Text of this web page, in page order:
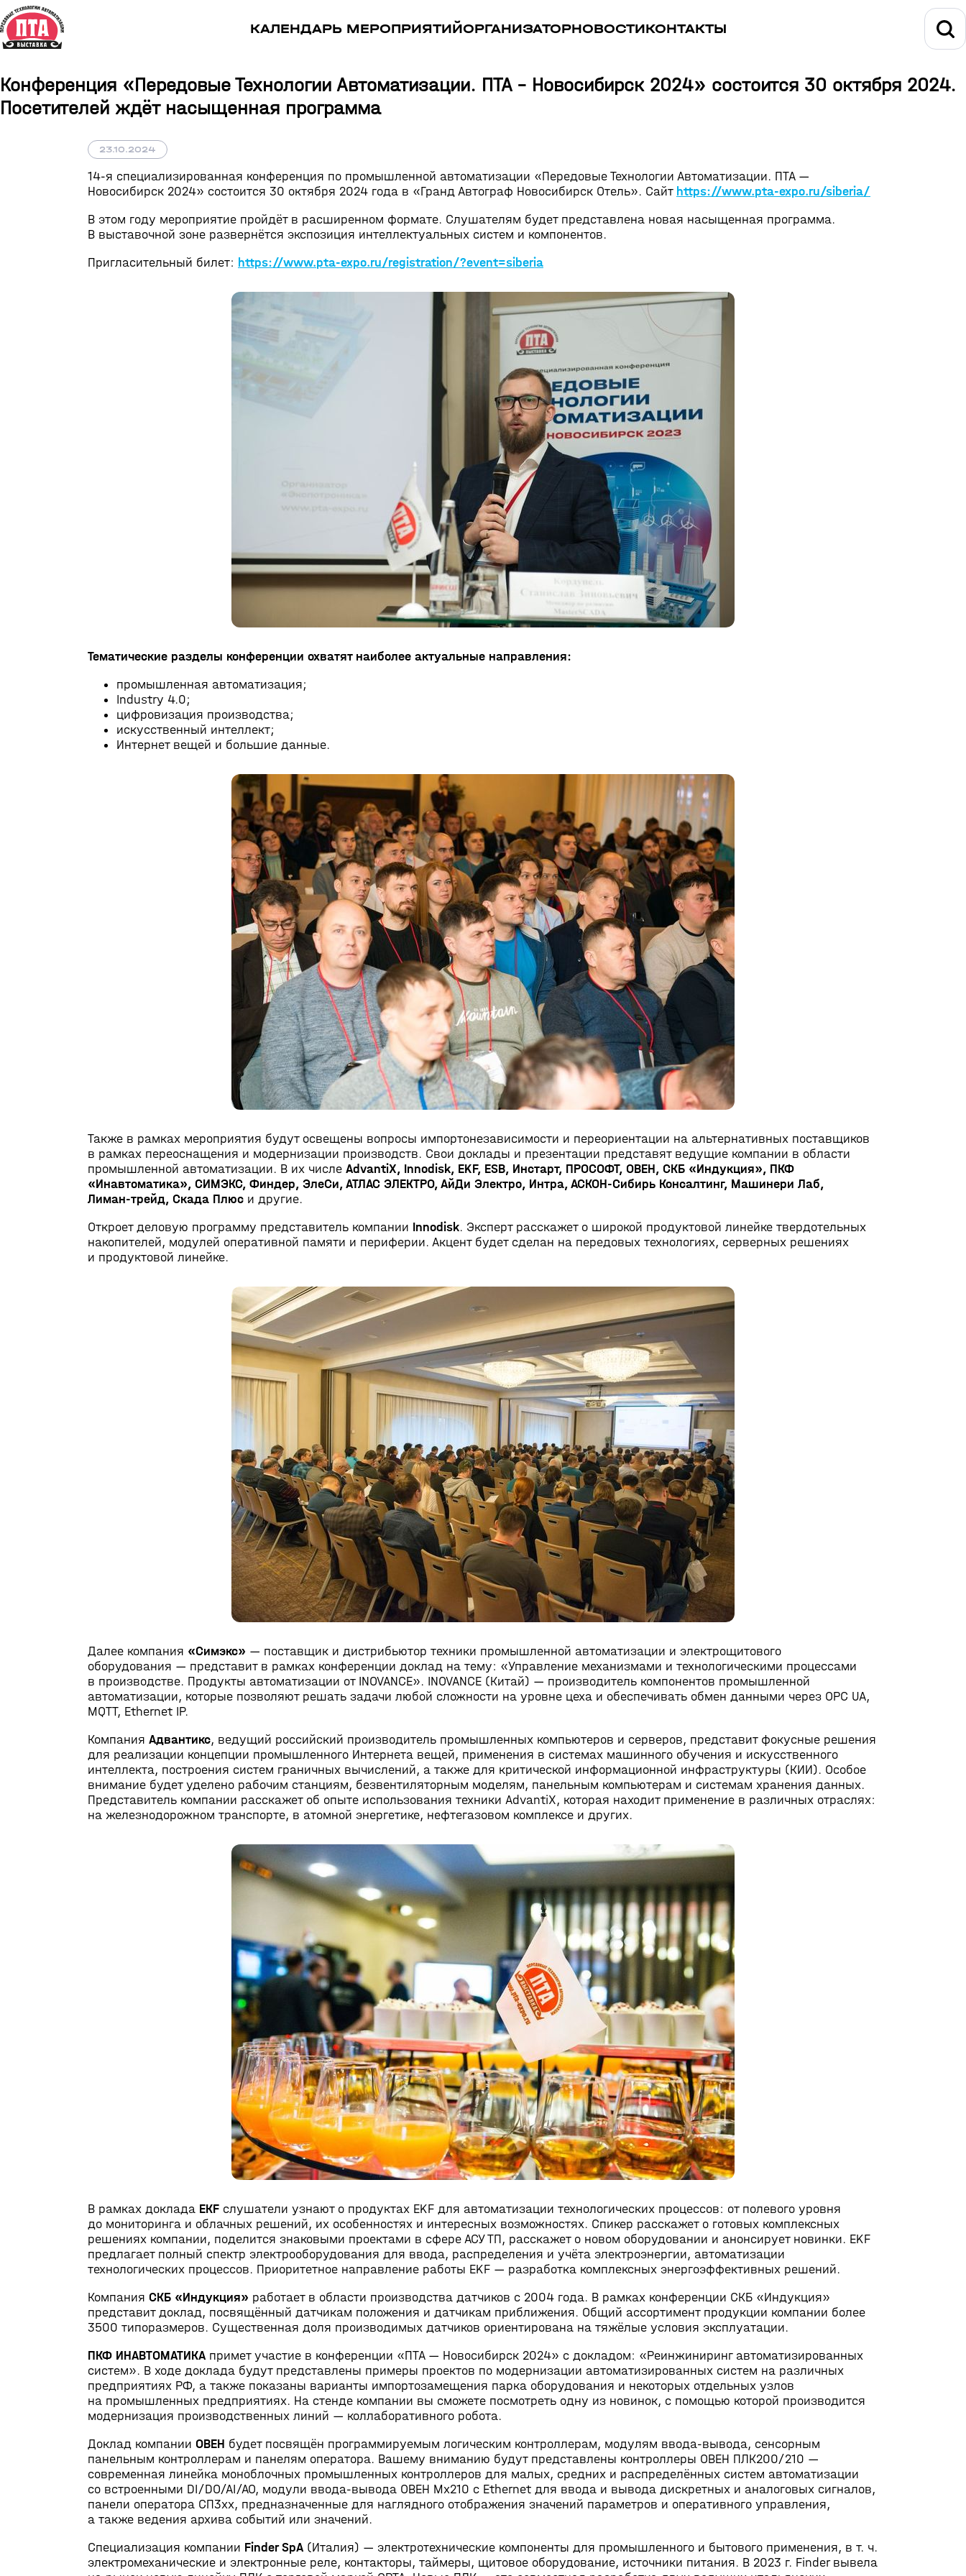
КАЛЕНДАРЬ МЕРОПРИЯТИЙОРГАНИЗАТОРНОВОСТИКОНТАКТЫ
Конференция «Передовые Технологии Автоматизации. ПТА – Новосибирск 2024» состоится 30 октября 2024.
Посетителей ждёт насыщенная программа
23.10.2024
14-я специализированная конференция по промышленной автоматизации «Передовые Технологии Автоматизации. ПТА —
Новосибирск 2024» состоится 30 октября 2024 года в «Гранд Автограф Новосибирск Отель». Сайт https://www.pta-expo.ru/siberia/
В этом году мероприятие пройдёт в расширенном формате. Слушателям будет представлена новая насыщенная программа.
В выставочной зоне развернётся экспозиция интеллектуальных систем и компонентов.
Пригласительный билет: https://www.pta-expo.ru/registration/?event=siberia
Тематические разделы конференции охватят наиболее актуальные направления:
промышленная автоматизация;
Industry 4.0;
цифровизация производства;
искусственный интеллект;
Интернет вещей и большие данные.
Также в рамках мероприятия будут освещены вопросы импортонезависимости и переориентации на альтернативных поставщиков
в рамках переоснащения и модернизации производств. Свои доклады и презентации представят ведущие компании в области
промышленной автоматизации. В их числе AdvantiХ, Innodisk, EKF, ESB, Инстарт, ПРОСОФТ, ОВЕН, СКБ «Индукция», ПКФ
«Инавтоматика», СИМЭКС, Финдер, ЭлеСи, АТЛАС ЭЛЕКТРО, АйДи Электро, Интра,АСКОН-Сибирь Консалтинг, Машинери Лаб,
Лиман-трейд, Скада Плюс и другие.
Откроет деловую программу представитель компании Innodisk. Эксперт расскажет о широкой продуктовой линейке твердотельных
накопителей, модулей оперативной памяти и периферии. Акцент будет сделан на передовых технологиях, серверных решениях
и продуктовой линейке.
Далее компания «Симэкс» — поставщик и дистрибьютор техники промышленной автоматизации и электрощитового
оборудования — представит в рамках конференции доклад на тему: «Управление механизмами и технологическими процессами
в производстве. Продукты автоматизации от INOVANCE». INOVANCE (Китай) — производитель компонентов промышленной
автоматизации, которые позволяют решать задачи любой сложности на уровне цеха и обеспечивать обмен данными через OPC UA,
MQTT, Ethernet IP.
Компания Адвантикс, ведущий российский производитель промышленных компьютеров и серверов, представит фокусные решения
для реализации концепции промышленного Интернета вещей, применения в системах машинного обучения и искусственного
интеллекта, построения систем граничных вычислений, а также для критической информационной инфраструктуры (КИИ). Особое
внимание будет уделено рабочим станциям, безвентиляторным моделям, панельным компьютерам и системам хранения данных.
Представитель компании расскажет об опыте использования техники AdvantiX, которая находит применение в различных отраслях:
на железнодорожном транспорте, в атомной энергетике, нефтегазовом комплексе и других.
В рамках доклада ЕКF слушатели узнают о продуктах EKF для автоматизации технологических процессов: от полевого уровня
до мониторинга и облачных решений, их особенностях и интересных возможностях. Спикер расскажет о готовых комплексных
решениях компании, поделится знаковыми проектами в сфере АСУ ТП, расскажет о новом оборудовании и анонсирует новинки. EKF
предлагает полный спектр электрооборудования для ввода, распределения и учёта электроэнергии, автоматизации
технологических процессов. Приоритетное направление работы EKF — разработка комплексных энергоэффективных решений.
Компания СКБ «Индукция» работает в области производства датчиков с 2004 года. В рамках конференции СКБ «Индукция»
представит доклад, посвящённый датчикам положения и датчикам приближения. Общий ассортимент продукции компании более
3500 типоразмеров. Существенная доля производимых датчиков ориентирована на тяжёлые условия эксплуатации.
ПКФ ИНАВТОМАТИКА примет участие в конференции «ПТА — Новосибирск 2024» с докладом: «Реинжиниринг автоматизированных
систем». В ходе доклада будут представлены примеры проектов по модернизации автоматизированных систем на различных
предприятиях РФ, а также показаны варианты импортозамещения парка оборудования и некоторых отдельных узлов
на промышленных предприятиях. На стенде компании вы сможете посмотреть одну из новинок, с помощью которой производится
модернизация производственных линий — коллаборативного робота.
Доклад компании ОВЕН будет посвящён программируемым логическим контроллерам, модулям ввода-вывода, сенсорным
панельным контроллерам и панелям оператора. Вашему вниманию будут представлены контроллеры ОВЕН ПЛК200/210 —
современная линейка моноблочных промышленных контроллеров для малых, средних и распределённых систем автоматизации
со встроенными DI/DO/AI/AO, модули ввода-вывода ОВЕН Мх210 с Ethernet для ввода и вывода дискретных и аналоговых сигналов,
панели оператора СП3хх, предназначенные для наглядного отображения значений параметров и оперативного управления,
а также ведения архива событий или значений.
Специализация компании Finder SpA (Италия) — электротехнические компоненты для промышленного и бытового применения, в т. ч.
электромеханические и электронные реле, контакторы, таймеры, щитовое оборудование, источники питания. В 2023 г. Finder вывела